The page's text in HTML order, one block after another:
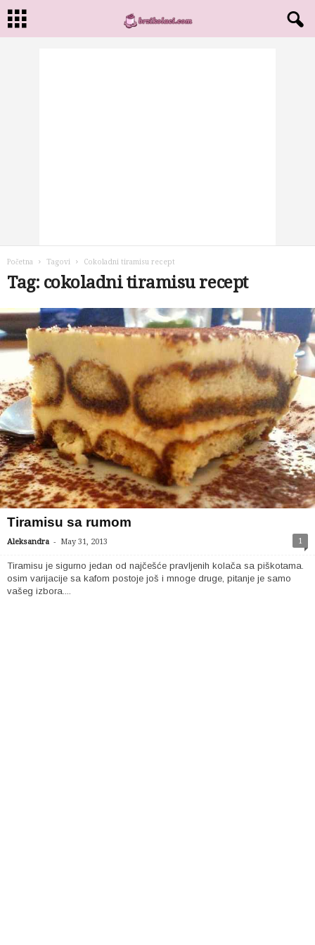
Početna Tagovi Cokoladni tiramisu recept
Tag: cokoladni tiramisu recept
Tiramisu sa rumom
Aleksandra - May 31, 2013 1
Tiramisu je sigurno jedan od najčešće pravljenih kolača sa piškotama.
osim varijacije sa kafom postoje još i mnoge druge, pitanje je samo
vašeg izbora....